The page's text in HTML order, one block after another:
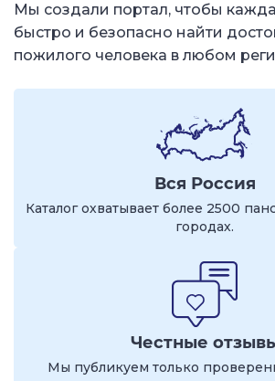
Мы создали портал, чтобы
быстро и безопасно найти
пожилого человека в любом
Вся Россия
Каталог охватывает более 2500
городах.
Честные
Мы публикуем только